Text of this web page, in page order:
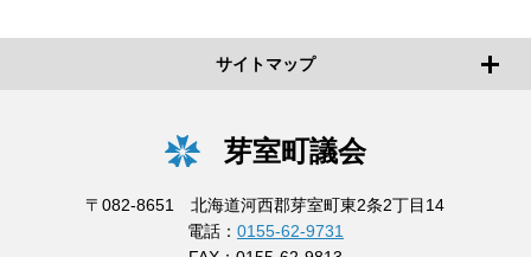
サイトマップ
芽室町議会
〒082-8651 北海道河西郡芽室町東2条2丁目14
電話： 0155-62-9731